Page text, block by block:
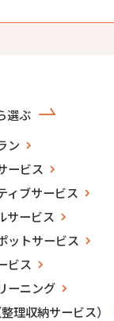
選ぶ
ン
ービス
ィブサービス
サービス
ットサービス
ビス
ーニング
理収納サービス）